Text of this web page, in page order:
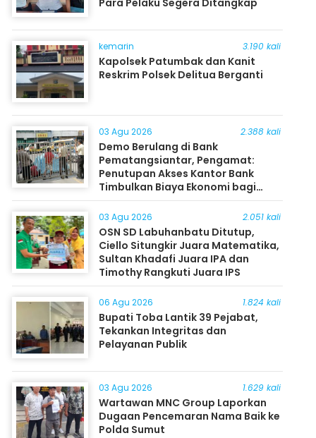
Para Pelaku Segera Ditangkap
kemarin 3.190 kali
Kapolsek Patumbak dan Kanit
Reskrim Polsek Delitua Berganti
03 Agu 2026 2.388 kali
Demo Berulang di Bank
Pematangsiantar, Pengamat:
Penutupan Akses Kantor Bank
Timbulkan Biaya Ekonomi bagi
Masyarakat
03 Agu 2026 2.051 kali
OSN SD Labuhanbatu Ditutup,
Ciello Situngkir Juara Matematika,
Sultan Khadafi Juara IPA dan
Timothy Rangkuti Juara IPS
06 Agu 2026 1.824 kali
Bupati Toba Lantik 39 Pejabat,
Tekankan Integritas dan
Pelayanan Publik
03 Agu 2026 1.629 kali
Wartawan MNC Group Laporkan
Dugaan Pencemaran Nama Baik ke
Polda Sumut